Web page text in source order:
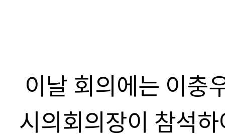
이날 회의에는 이충
시의회의장이 참석